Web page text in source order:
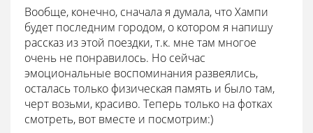
Вообще, конечно, сначала я думала, что Хампи
будет последним городом, о котором я напишу
рассказ из этой поездки, т.к. мне там многое
очень не понравилось. Но сейчас
эмоциональные воспоминания развеялись,
осталась только физическая память и было там,
черт возьми, красиво. Теперь только на фотках
смотреть, вот вместе и посмотрим:)